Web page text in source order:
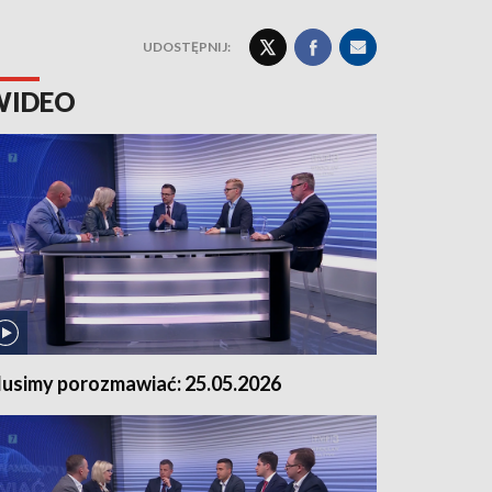
UDOSTĘPNIJ:
porozmawiać: 25.05.2026